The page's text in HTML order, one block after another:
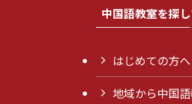
中国語教室を探
はじめての方へ
地域から中国